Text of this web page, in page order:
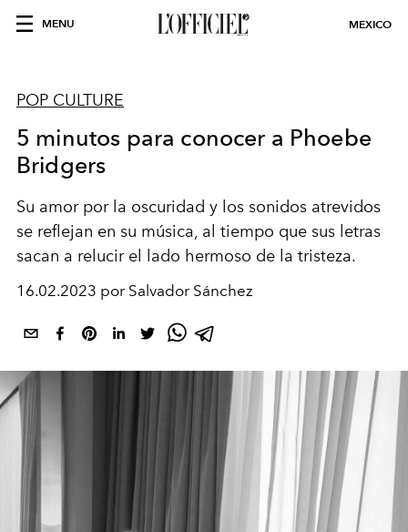
MENU MEXICO
POP CULTURE
5 minutos para conocer a Phoebe
Bridgers
Su amor por la oscuridad y los sonidos atrevidos
se reflejan en su música, al tiempo que sus letras
sacan a relucir el lado hermoso de la tristeza.
16.02.2023 por Salvador Sánchez